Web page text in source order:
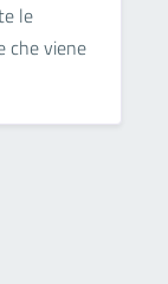
le
che viene